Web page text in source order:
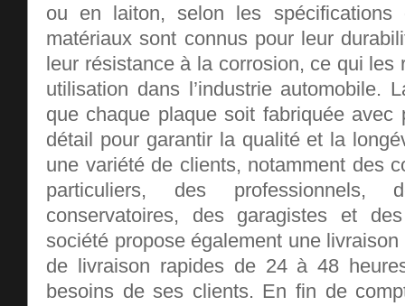
ou en laiton, selon les
matériaux sont connus pour leur
leur résistance à la corrosion, ce qui les
utilisation dans l’industrie automobile.
que chaque plaque soit fabriquée avec
détail pour garantir la qualité et la
une variété de clients, notamment des
particuliers, des professionnels,
conservatoires, des garagistes et
société propose également une
de livraison rapides de 24 à 48
besoins de ses clients. En fin de